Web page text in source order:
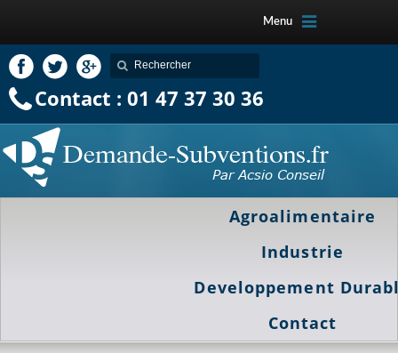
Menu
Contact : 01 47 37 30 36
Agroalimentaire
Industrie
Developpement
Contact